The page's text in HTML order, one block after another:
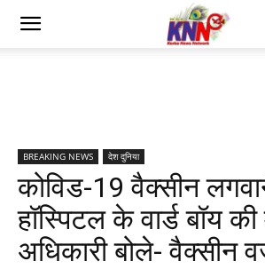
BREAKING NEWS देश दुनिया
कोविड-19 वैक्सीन
हॉस्पिटल के वार्ड बॉय की
अधिकारी बोले- वैक्सीन